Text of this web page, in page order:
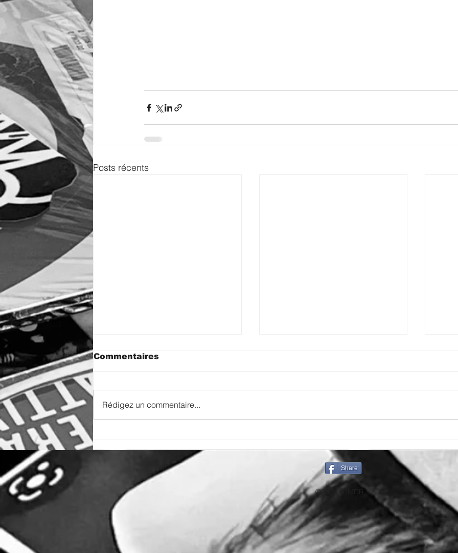
Posts récents
Commentaires
Rédigez un commentaire...
Share
©2024 JPMDR